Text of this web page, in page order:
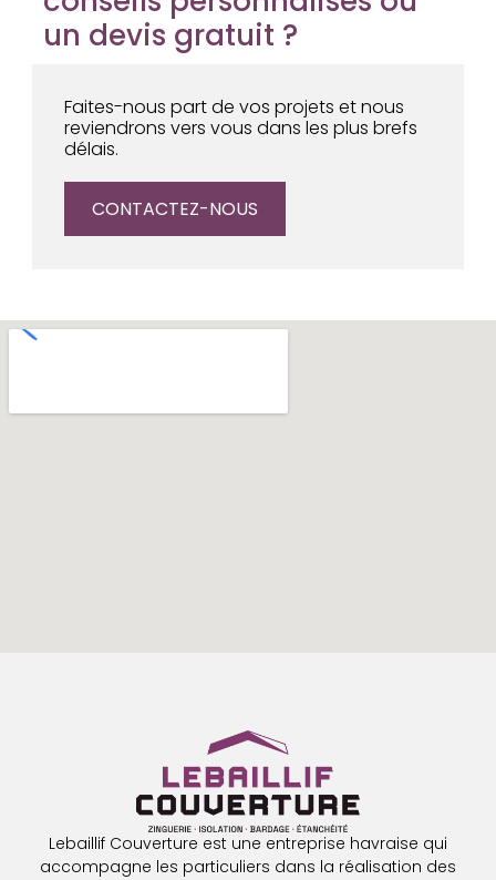
un devis gratuit ?
Faites-nous part de vos projets et nous
reviendrons vers vous dans les plus brefs
délais.
CONTACTEZ-NOUS
Lebaillif Couverture est une entreprise havraise qui
accompagne les particuliers dans la réalisation des